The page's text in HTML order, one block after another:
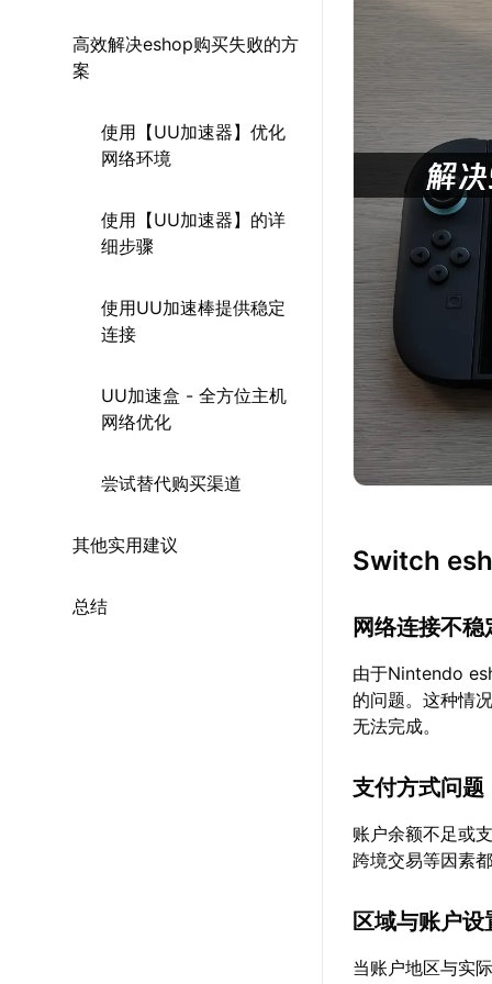
高效解决eshop购买失败的方
案
使用【UU加速器】优化
网络环境
使用【UU加速器】的详
细步骤
使用UU加速棒提供稳定
连接
UU加速盒 - 全方位主机
网络优化
尝试替代购买渠道
其他实用建议
总结
Switch
网络连接不稳
由于Nintendo
的问题。这种情
无法完成。
支付方式问题
账户余额不足或
跨境交易等因素
区域与账户
当账户地区与实